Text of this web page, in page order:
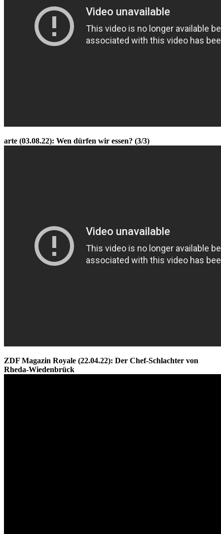
arte (03.08.22): Wen dürfen wir essen? (3/3)
ZDF Magazin Royale (22.04.22): Der Chef-Schlachter von
Rheda-Wiedenbrück